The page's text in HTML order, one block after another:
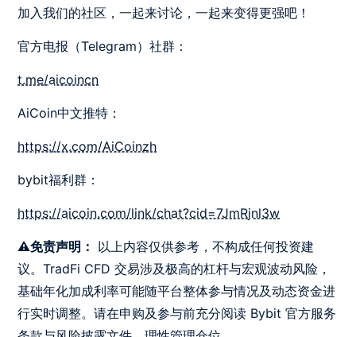
加入我们的社区，一起来讨论，一起来变得更强吧！
官方电报（Telegram）社群：
t.me/aicoincn
AiCoin中文推特：
https://x.com/AiCoinzh
bybit福利群：
https://aicoin.com/link/chat?cid=7JmRjnl3w
⚠️免责声明： 以上内容仅供参考，不构成任何投资建
议。TradFi CFD 交易涉及极高的杠杆与宏观波动风险，
基础年化加成利率可能随平台整体参与情况及动态资金进
行实时调整。请在申购及参与前充分阅读 Bybit 官方服务